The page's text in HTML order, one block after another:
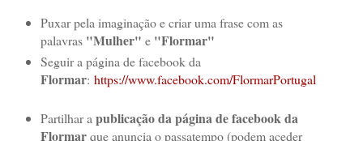
Puxar pela imaginação e criar uma frase com as
palavras"Mulher" e "Flormar"
Seguir a página de facebook da
Flormar: https://www.facebook.com/FlormarPortugal
Partilhar a publicação da página de facebook da
Flormarque anuncia o passatempo (podem aceder